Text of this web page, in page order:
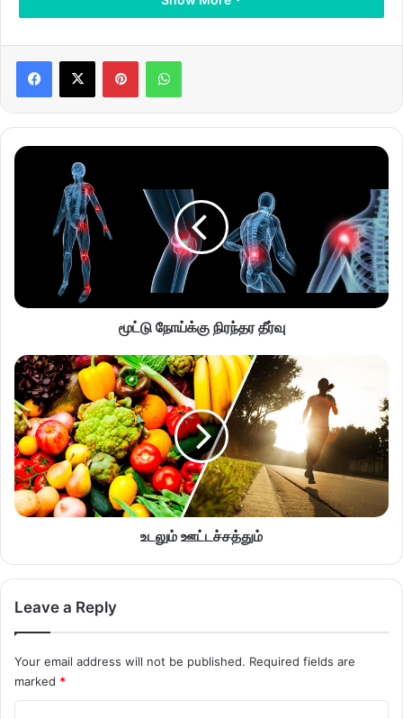
மூட்டு நோய்க்கு நிரந்தர தீர்வு
உடலும் ஊட்டச்சத்தும்
Leave a Reply
Your email address will not be published. Required fields are
marked *